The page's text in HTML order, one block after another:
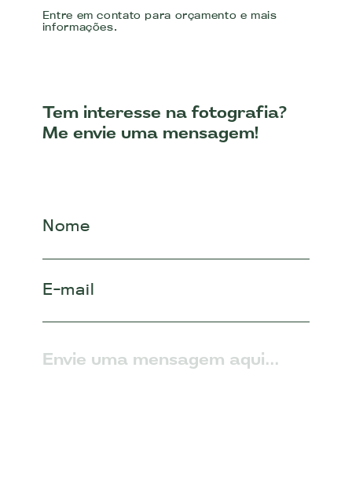
Entre em contato para orçamento e mais
informações.
Tem interesse na fotografia?
Me envie uma mensagem!
Nome
E-mail